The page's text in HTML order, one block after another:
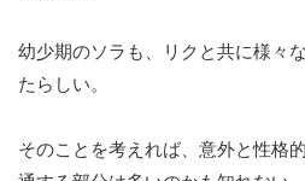
幼少期のソラも、リクと共に様々
たらしい。
そのことを考えれば、意外と性格